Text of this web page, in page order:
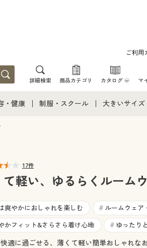
ご利用
詳細検索 商品カテゴリ カタログ
カタログ・チラシからのご注文
マ
・健康
・健康通販すべて
制服・スクール
ジュニア・ティーンズ下着
大きいサイズ
大きいサイズ
大きいサイ
大きいサイ
17件
て軽い、ゆるらくルーム
爽やかにおしゃれを楽しむ # ルームウェア
かフィット&さらさら着け心地 # ゆったり
適に過ごせる、薄くて軽い簡単おしゃれ